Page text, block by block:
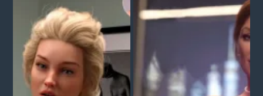
Zangeshitsu)